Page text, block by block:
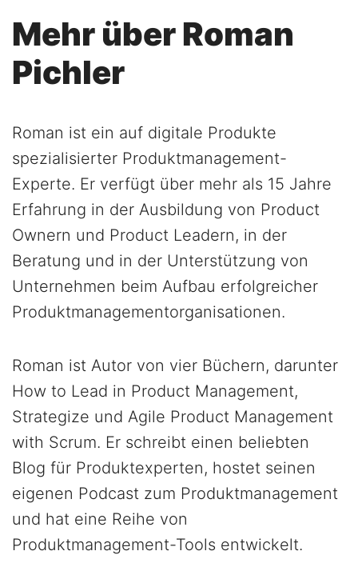
Mehr über Roman
Pichler
Roman ist ein auf digitale Produkte
spezialisierter Produktmanagement-
Experte. Er verfügt über mehr als 15 Jahre
Erfahrung in der Ausbildung von Product
Ownern und Product Leadern, in der
Beratung und in der Unterstützung von
Unternehmen beim Aufbau erfolgreicher
Produktmanagementorganisationen.
Roman ist Autor von vier Büchern, darunter
How to Lead in Product Management,
Strategize und Agile Product Management
with Scrum. Er schreibt einen beliebten
Blog für Produktexperten, hostet seinen
eigenen Podcast zum Produktmanagement
und hat eine Reihe von
Produktmanagement-Tools entwickelt.